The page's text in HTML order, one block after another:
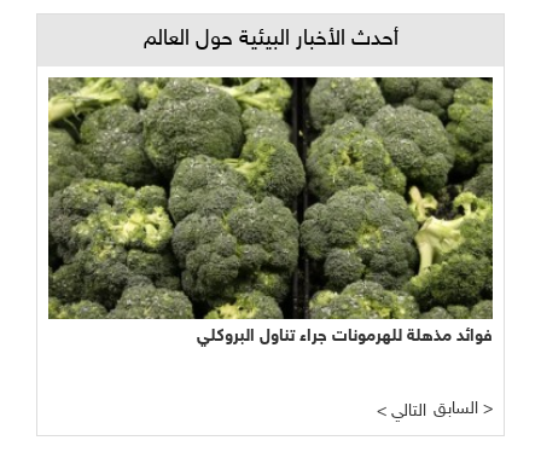
أحدث الأخبار البيئية حول العالم
فوائد مذهلة للهرمونات جراء تناول البروكلي
< التالي السابق >